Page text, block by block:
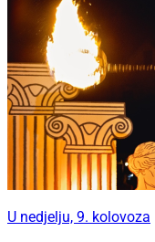
U nedjelju, 9. kolovoza